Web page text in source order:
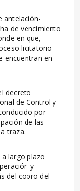
antelación-
de vencimiento
en que,
licitatorio
encuentran en
decreto
de Control y
por
de las
traza.
largo plazo
y
del cobro del